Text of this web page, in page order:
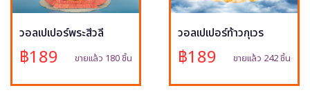
วอลเปเปอร์พระสีวลี
฿189 ขายแล้ว 180 ชิ้น
วอลเปเปอร์ท้าวกุเวร
฿189 ขายแล้ว 242 ชิ้น